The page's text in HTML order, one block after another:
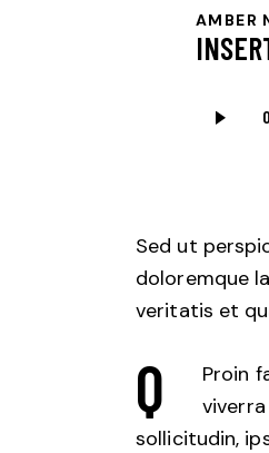
AMBER
Audio
Sed ut
doloremque
veritatis et
Q
Proin
sollicitudin,